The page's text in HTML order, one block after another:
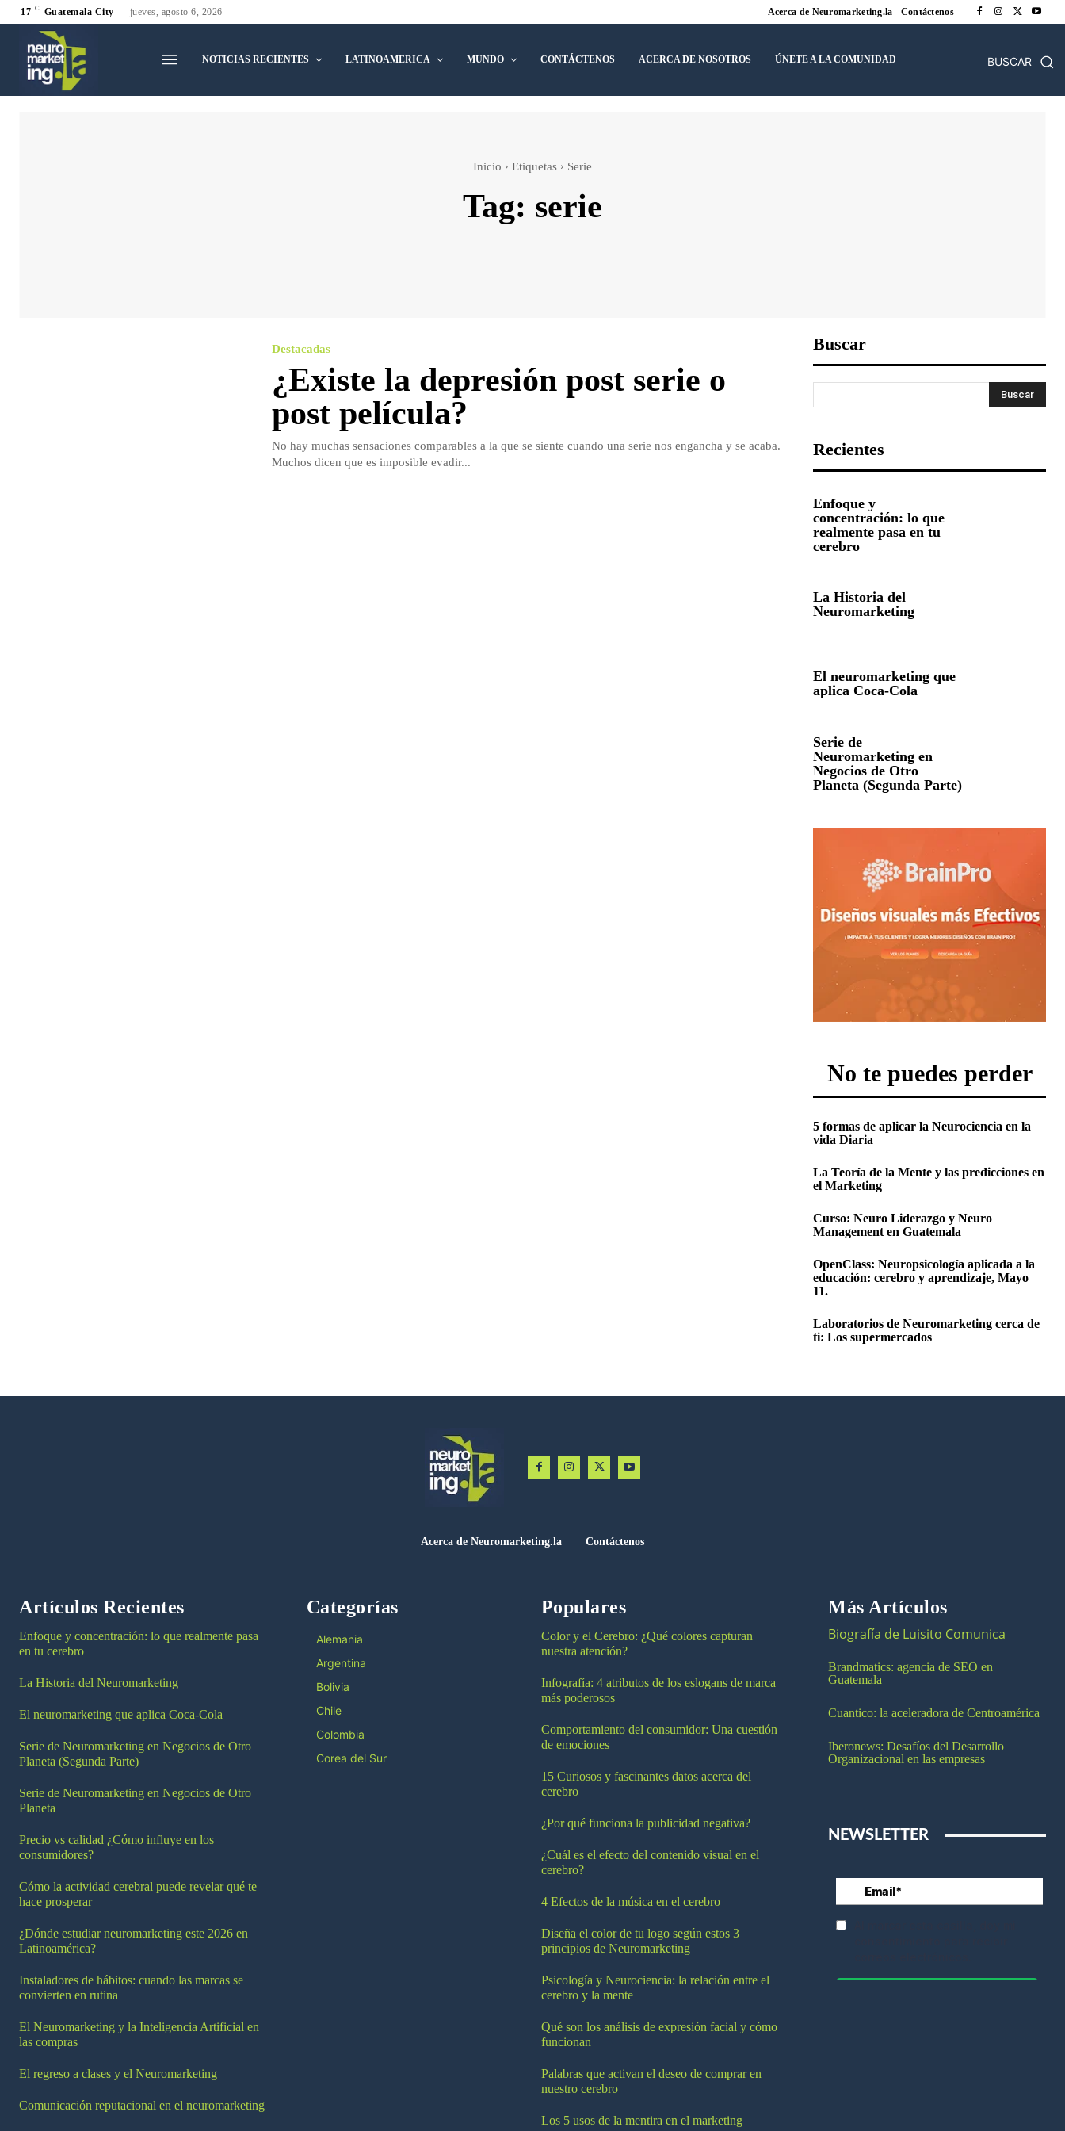
17 C Guatemala City jueves, agosto 6, 2026 Acerca de Neuromarketing.la Contáctenos
NOTICIAS RECIENTES LATINOAMERICA MUNDO CONTÁCTENOS ACERCA DE NOSOTROS ÚNETE A LA COMUNIDAD BUSCAR
Inicio Etiquetas Serie
Tag: serie
Destacadas
¿Existe la depresión post serie o
post película?
No hay muchas sensaciones comparables a la que se siente cuando una serie nos engancha y se acaba.
Muchos dicen que es imposible evadir...
Buscar
Buscar
Recientes
Enfoque y
concentración: lo que
realmente pasa en tu
cerebro
La Historia del
Neuromarketing
El neuromarketing que
aplica Coca-Cola
Serie de
Neuromarketing en
Negocios de Otro
Planeta (Segunda Parte)
No te puedes perder
5 formas de aplicar la Neurociencia en la
vida Diaria
La Teoría de la Mente y las predicciones en
el Marketing
Curso: Neuro Liderazgo y Neuro
Management en Guatemala
OpenClass: Neuropsicología aplicada a la
educación: cerebro y aprendizaje, Mayo
11.
Laboratorios de Neuromarketing cerca de
ti: Los supermercados
Acerca de Neuromarketing.la Contáctenos
Artículos Recientes
Enfoque y concentración: lo que realmente pasa
en tu cerebro
La Historia del Neuromarketing
El neuromarketing que aplica Coca-Cola
Serie de Neuromarketing en Negocios de Otro
Planeta (Segunda Parte)
Serie de Neuromarketing en Negocios de Otro
Planeta
Precio vs calidad ¿Cómo influye en los
consumidores?
Cómo la actividad cerebral puede revelar qué te
hace prosperar
¿Dónde estudiar neuromarketing este 2026 en
Latinoamérica?
Instaladores de hábitos: cuando las marcas se
convierten en rutina
El Neuromarketing y la Inteligencia Artificial en
las compras
El regreso a clases y el Neuromarketing
Comunicación reputacional en el neuromarketing
Categorías
Alemania
Argentina
Bolivia
Chile
Colombia
Corea del Sur
Populares
Color y el Cerebro: ¿Qué colores capturan
nuestra atención?
Infografía: 4 atributos de los eslogans de marca
más poderosos
Comportamiento del consumidor: Una cuestión
de emociones
15 Curiosos y fascinantes datos acerca del
cerebro
¿Por qué funciona la publicidad negativa?
¿Cuál es el efecto del contenido visual en el
cerebro?
4 Efectos de la música en el cerebro
Diseña el color de tu logo según estos 3
principios de Neuromarketing
Psicología y Neurociencia: la relación entre el
cerebro y la mente
Qué son los análisis de expresión facial y cómo
funcionan
Palabras que activan el deseo de comprar en
nuestro cerebro
Los 5 usos de la mentira en el marketing
Más Artículos
Biografía de Luisito Comunica
Brandmatics: agencia de SEO en
Guatemala
Cuantico: la aceleradora de Centroamérica
Iberonews: Desafíos del Desarrollo
Organizacional en las empresas
NEWSLETTER